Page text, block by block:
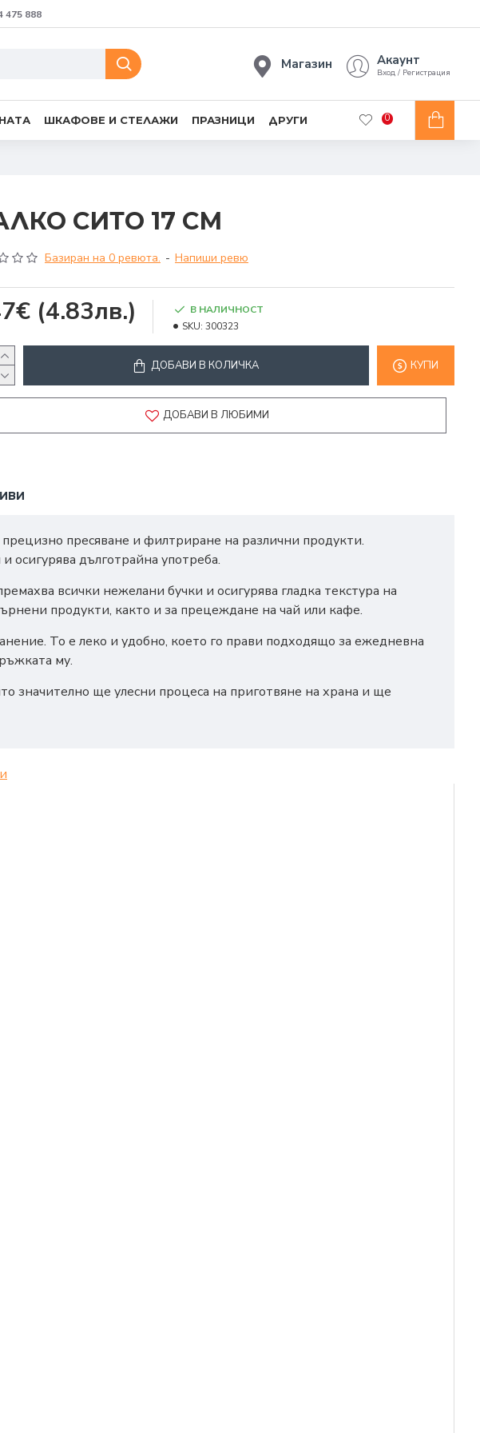
888
Магазин Акаунт
Вход / Регистрация
ШКАФОВЕ И СТЕЛАЖИ ПРАЗНИЦИ ДРУГИ 0
СИТО 17 СМ
Базиран на 0 ревюта. - Напиши ревю
(4.83лв.)
В НАЛИЧНОСТ
SKU: 300323
ДОБАВИ В КОЛИЧКА КУПИ
ДОБАВИ В ЛЮБИМИ
пресяване и филтриране на различни продукти.
осигурява дълготрайна употреба.
всички нежелани бучки и осигурява гладка текстура на
продукти, както и за прецеждане на чай или кафе.
То е леко и удобно, което го прави подходящо за ежедневна
му.
значително ще улесни процеса на приготвяне на храна и ще